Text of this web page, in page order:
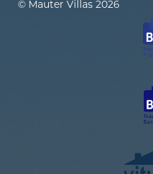
© Mauter Villas 2026